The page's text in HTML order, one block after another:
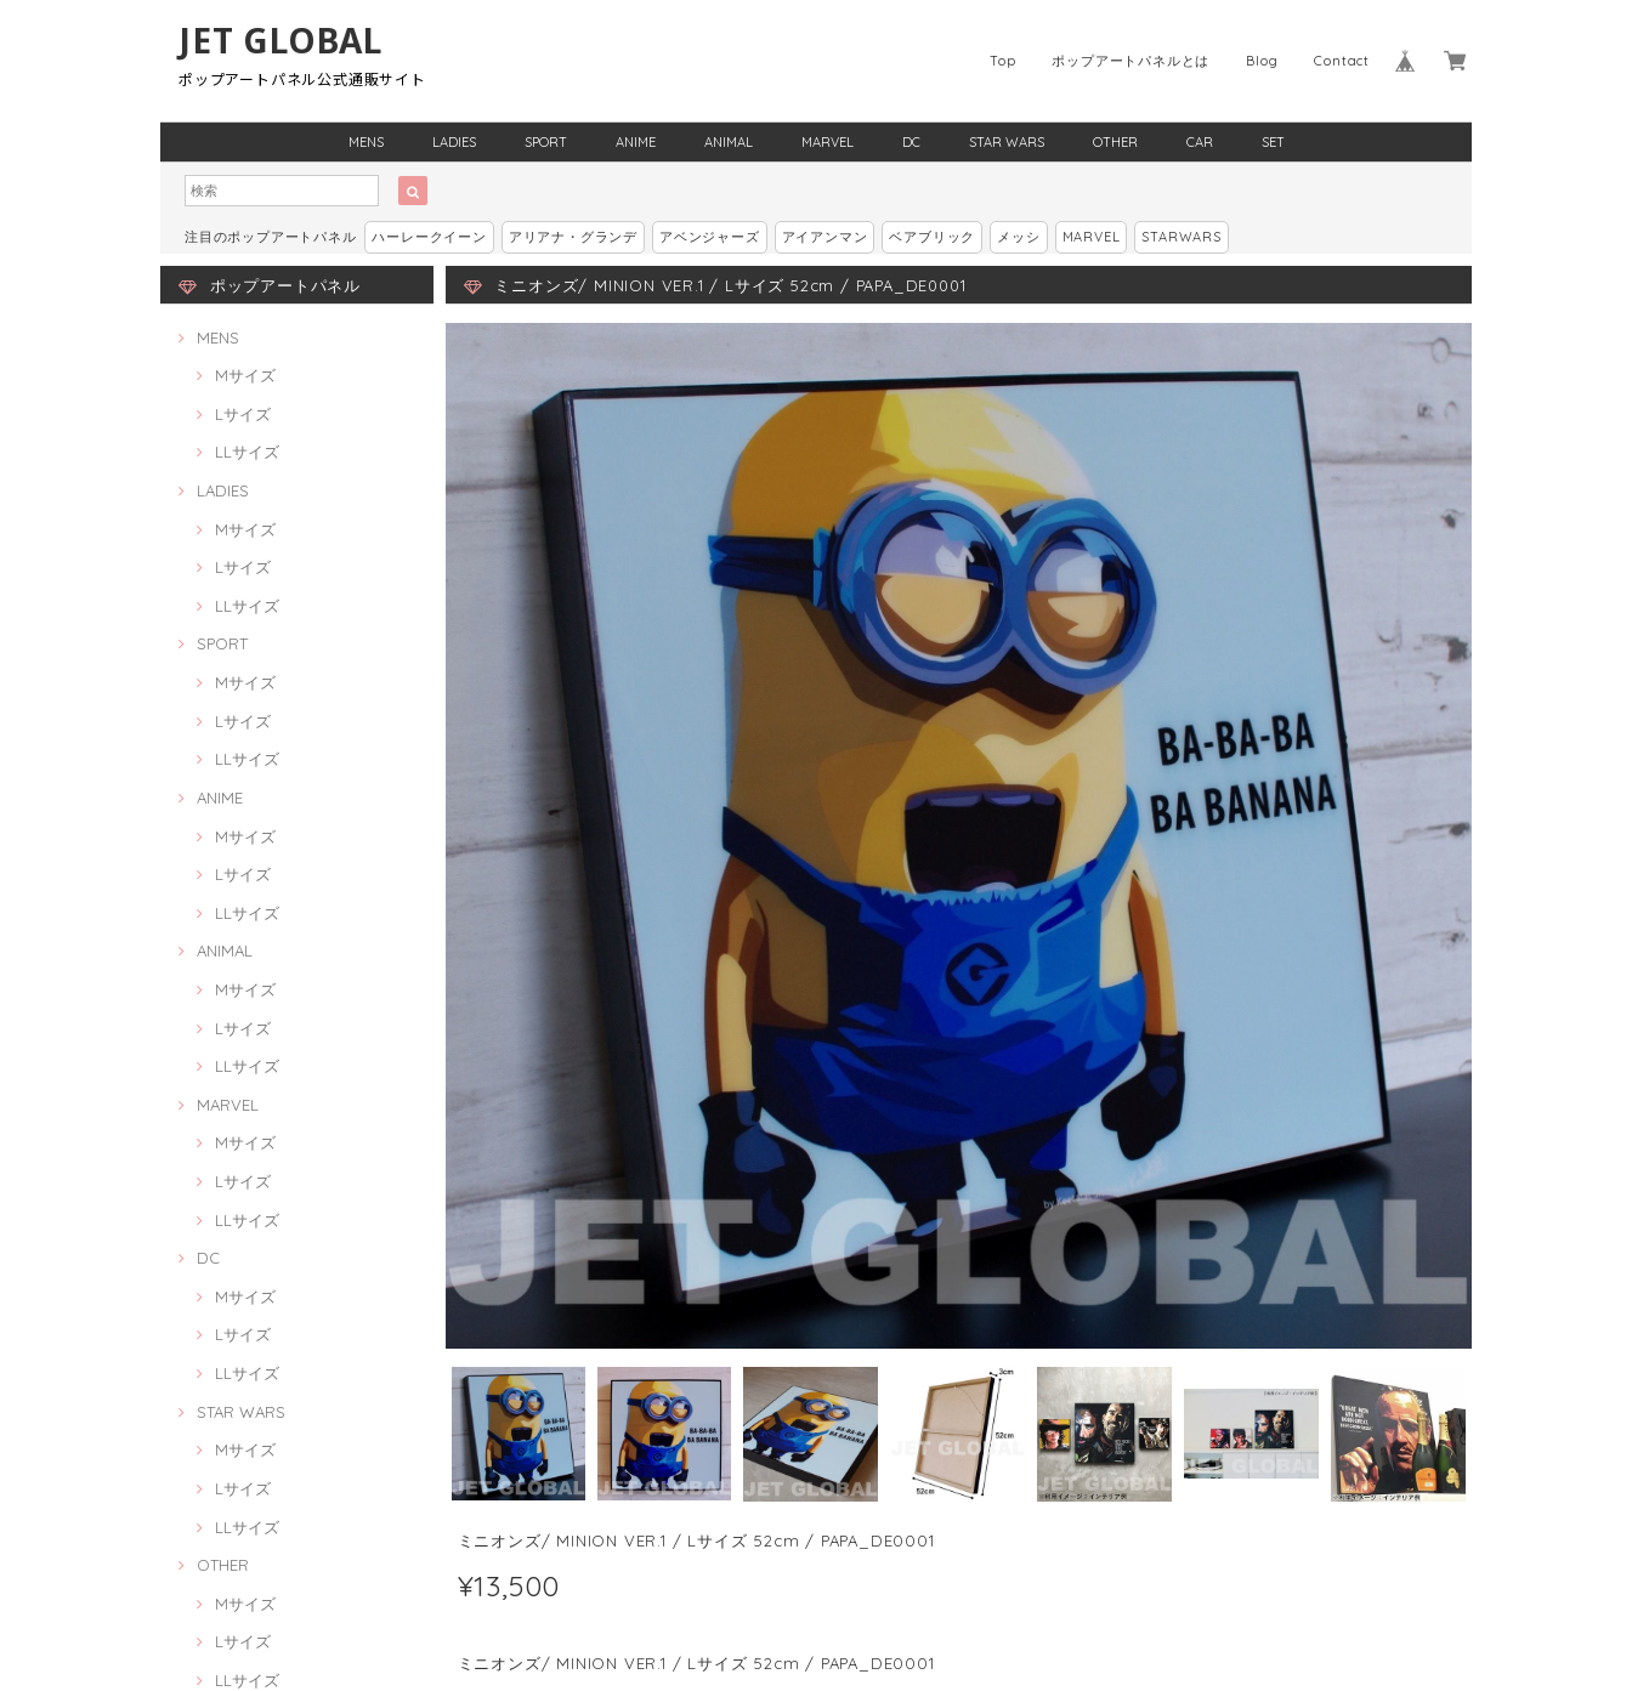
JET GLOBAL
ポップアートパネル公式通販サイト
Contact
Blog
ポップアートパネルとは
Top
MENS LADIES SPORT ANIME ANIMAL MARVEL DC STAR WARS OTHER CAR SET
注目のポップアートパネル ハーレークイーン アリアナ・グランデ アベンジャーズ アイアンマン ベアブリック メッシ MARVEL STARWARS
ポップアートパネル
MENS
Mサイズ
Lサイズ
LLサイズ
LADIES
Mサイズ
Lサイズ
LLサイズ
SPORT
Mサイズ
Lサイズ
LLサイズ
ANIME
Mサイズ
Lサイズ
LLサイズ
ANIMAL
Mサイズ
Lサイズ
LLサイズ
MARVEL
Mサイズ
Lサイズ
LLサイズ
DC
Mサイズ
Lサイズ
LLサイズ
STAR WARS
Mサイズ
Lサイズ
LLサイズ
OTHER
Mサイズ
Lサイズ
LLサイズ
ミニオンズ/ MINION VER.1 / Lサイズ 52cm / PAPA_DE0001
ミニオンズ/ MINION VER.1 / Lサイズ 52cm / PAPA_DE0001
¥13,500
ミニオンズ/ MINION VER.1 / Lサイズ 52cm / PAPA_DE0001